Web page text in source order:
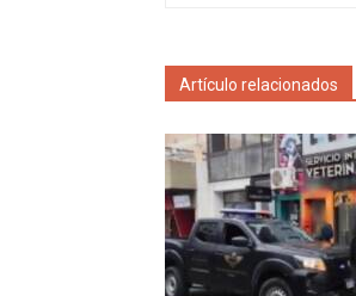
Artículo relacionados